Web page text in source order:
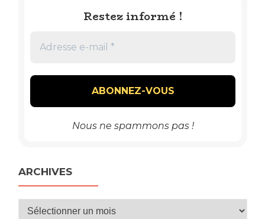
Restez informé !
Nous ne spammons pas !
ARCHIVES
Archives